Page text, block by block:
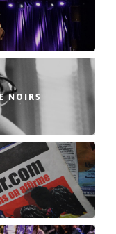
NOIRS